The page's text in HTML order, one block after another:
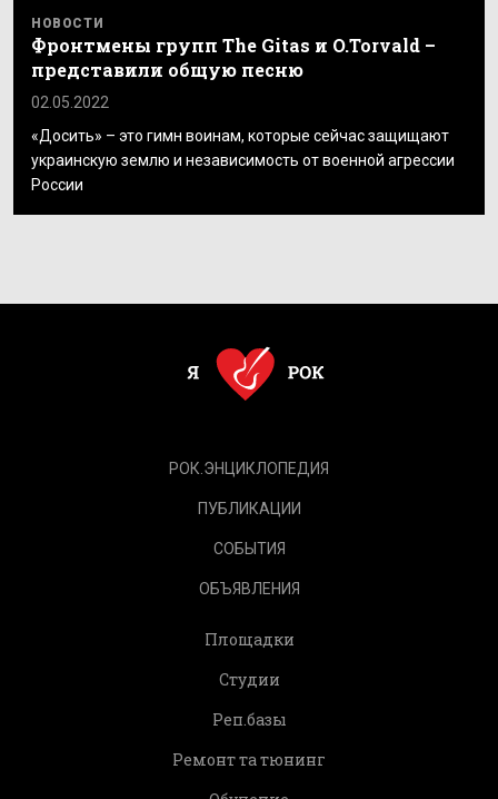
НОВОСТИ
Фронтмены групп The Gitas и O.Torvald –
представили общую песню
02.05.2022
«Досить» – это гимн воинам, которые сейчас защищают
украинскую землю и независимость от военной агрессии
России
РОК.ЭНЦИКЛОПЕДИЯ
ПУБЛИКАЦИИ
СОБЫТИЯ
ОБЪЯВЛЕНИЯ
Площадки
Студии
Реп.базы
Ремонт та тюнинг